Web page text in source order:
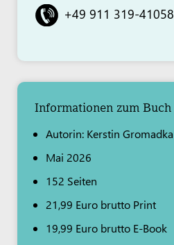
+49 911 319-41058
Informationen zum Buch
Autorin: Kerstin Gromadka
Mai 2026
152 Seiten
21,99 Euro brutto Print
19,99 Euro brutto E-Book